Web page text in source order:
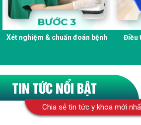
Xét nghiệm & chuẩn đoán bệnh Điều
TIN TỨC NỔI BẬT
Chia sẻ tin tức y khoa mới